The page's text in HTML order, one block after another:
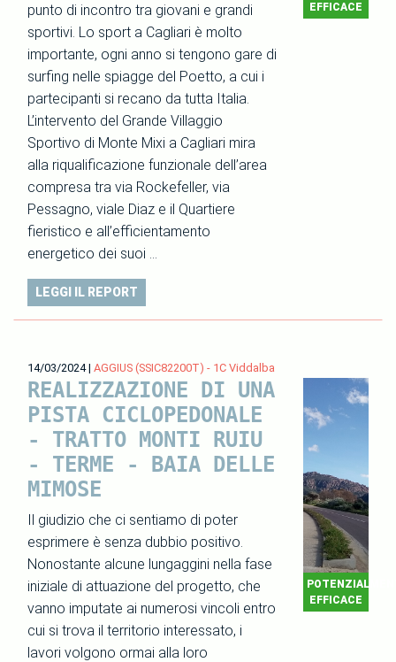
punto di incontro tra giovani e grandi
sportivi. Lo sport a Cagliari è molto
importante, ogni anno si tengono gare di
surfing nelle spiagge del Poetto, a cui i
partecipanti si recano da tutta Italia.
L’intervento del Grande Villaggio
Sportivo di Monte Mixi a Cagliari mira
alla riqualificazione funzionale dell’area
compresa tra via Rockefeller, via
Pessagno, viale Diaz e il Quartiere
fieristico e all’efficientamento
energetico dei suoi …
EFFICACE
LEGGI IL REPORT
14/03/2024| AGGIUS (SSIC82200T) - 1C Viddalba
REALIZZAZIONE DI UNA
PISTA CICLOPEDONALE
- TRATTO MONTI RUIU
- TERME - BAIA DELLE
MIMOSE
Il giudizio che ci sentiamo di poter
esprimere è senza dubbio positivo.
Nonostante alcune lungaggini nella fase
iniziale di attuazione del progetto, che
vanno imputate ai numerosi vincoli entro
cui si trova il territorio interessato, i
lavori volgono ormai alla loro
EFFICACE